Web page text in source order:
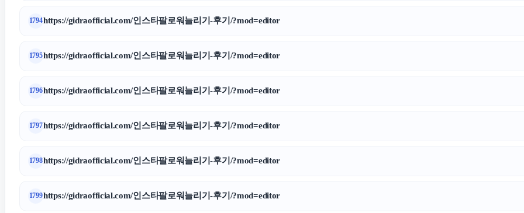
1794https://gidraofficial.com/인스타팔로워늘리기-후기/?mod=editor
1795https://gidraofficial.com/인스타팔로워늘리기-후기/?mod=editor
1796https://gidraofficial.com/인스타팔로워늘리기-후기/?mod=editor
1797https://gidraofficial.com/인스타팔로워늘리기-후기/?mod=editor
1798https://gidraofficial.com/인스타팔로워늘리기-후기/?mod=editor
1799https://gidraofficial.com/인스타팔로워늘리기-후기/?mod=editor